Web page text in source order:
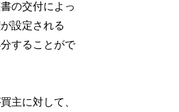
の交付によっ
設定される
することがで
主に対して、